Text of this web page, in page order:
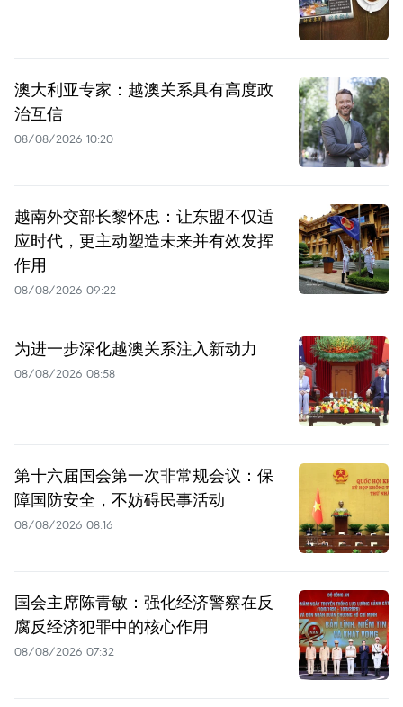
澳大利亚专家：越澳关系具有高度政
治互信
08/08/2026 10:20
越南外交部长黎怀忠：让东盟不仅适
应时代，更主动塑造未来并有效发挥
作用
08/08/2026 09:22
为进一步深化越澳关系注入新动力
08/08/2026 08:58
第十六届国会第一次非常规会议：保
障国防安全，不妨碍民事活动
08/08/2026 08:16
国会主席陈青敏：强化经济警察在反
腐反经济犯罪中的核心作用
08/08/2026 07:32